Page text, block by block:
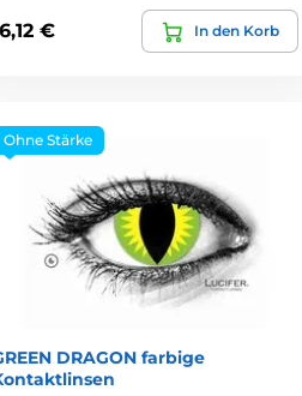
€ In den Korb
Ohne Stärke
DRAGON farbige